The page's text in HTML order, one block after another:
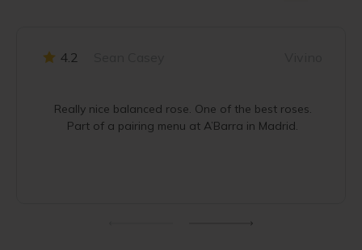
4.2
Really nice balanced rose. One of the best roses.
Part of a pairing menu at A’Barra in Madrid.